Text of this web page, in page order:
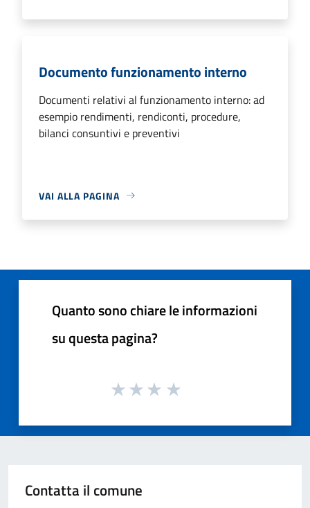
Documento funzionamento interno
Documenti relativi al funzionamento interno: ad
esempio rendimenti, rendiconti, procedure,
bilanci consuntivi e preventivi
VAI ALLA PAGINA
Quanto sono chiare le informazioni
su questa pagina?
Contatta il comune